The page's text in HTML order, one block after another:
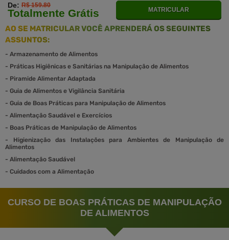
De: R$ 159.80
Totalmente Grátis MATRICULAR
AO SE MATRICULAR VOCÊ APRENDERÁ OS SEGUINTES
ASSUNTOS:
- Armazenamento de Alimentos
- Práticas Higiênicas e Sanitárias na Manipulação de Alimentos
- Piramide Alimentar Adaptada
- Guia de Alimentos e Vigilância Sanitária
- Guia de Boas Práticas para Manipulação de Alimentos
- Alimentação Saudável e Exercícios
- Boas Práticas de Manipulação de Alimentos
- Higienização das Instalações para Ambientes de Manipulação de
Alimentos
- Alimentação Saudável
- Cuidados com a Alimentação
CURSO DE BOAS PRÁTICAS DE MANIPULAÇÃO
DE ALIMENTOS